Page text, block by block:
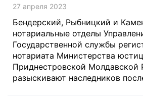
27 апреля 2023
Бендерский, Рыбницкий и
нотариальные отделы
Государственной службы
нотариата Министерства
Приднестровской Молдавской
разыскивают наследников